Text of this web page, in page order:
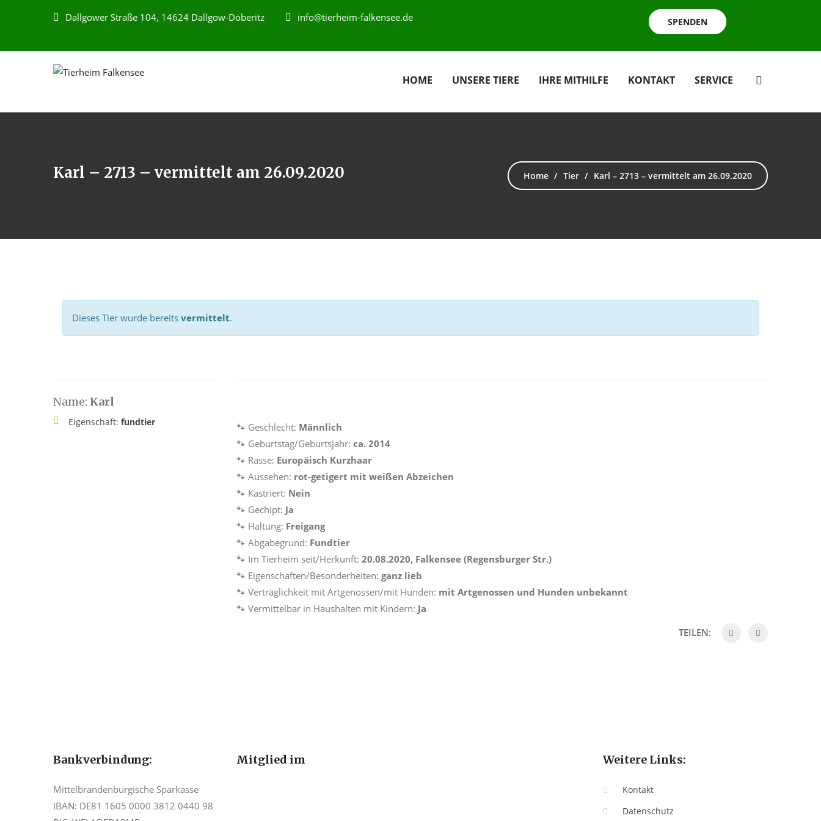
Dallgower Straße 104, 14624 Dallgow-Döberitz info@tierheim-falkensee.de SPENDEN
HOME UNSERE TIERE IHRE MITHILFE KONTAKT SERVICE
Karl – 2713 – vermittelt am 26.09.2020 Home Tier Karl – 2713 – vermittelt am 26.09.2020
Dieses Tier wurde bereits vermittelt.
Name: Karl
Eigenschaft: fundtier 🐾 Geschlecht: Männlich
🐾 Geburtstag/Geburtsjahr: ca. 2014
🐾 Rasse: Europäisch Kurzhaar
🐾 Aussehen: rot-getigert mit weißen Abzeichen
🐾 Kastriert: Nein
🐾 Gechipt: Ja
🐾 Haltung: Freigang
🐾 Abgabegrund: Fundtier
🐾 Im Tierheim seit/Herkunft: 20.08.2020, Falkensee (Regensburger Str.)
🐾 Eigenschaften/Besonderheiten: ganz lieb
🐾 Verträglichkeit mit Artgenossen/mit Hunden: mit Artgenossen und Hunden unbekannt
🐾 Vermittelbar in Haushalten mit Kindern: Ja
TEILEN:
Bankverbindung:
Mittelbrandenburgische Sparkasse
IBAN: DE81 1605 0000 3812 0440 98
Mitglied im Weitere Links:
Kontakt
Datenschutz